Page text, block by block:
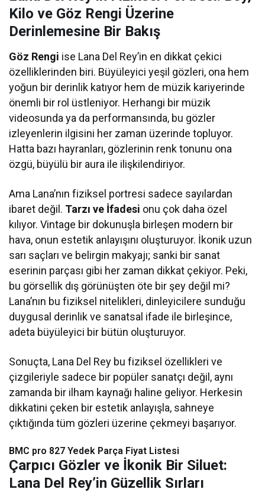
Kilo ve Göz Rengi Üzerine
Derinlemesine Bir Bakış
Göz Rengi ise Lana Del Rey’in en dikkat çekici
özelliklerinden biri. Büyüleyici yeşil gözleri, ona hem
yoğun bir derinlik katıyor hem de müzik kariyerinde
önemli bir rol üstleniyor. Herhangi bir müzik
videosunda ya da performansında, bu gözler
izleyenlerin ilgisini her zaman üzerinde topluyor.
Hatta bazı hayranları, gözlerinin renk tonunu ona
özgü, büyülü bir aura ile ilişkilendiriyor.
Ama Lana’nın fiziksel portresi sadece sayılardan
ibaret değil. Tarzı ve İfadesi onu çok daha özel
kılıyor. Vintage bir dokunuşla birleşen modern bir
hava, onun estetik anlayışını oluşturuyor. İkonik uzun
sarı saçları ve belirgin makyajı; sanki bir sanat
eserinin parçası gibi her zaman dikkat çekiyor. Peki,
bu görsellik dış görünüşten öte bir şey değil mi?
Lana’nın bu fiziksel nitelikleri, dinleyicilere sunduğu
duygusal derinlik ve sanatsal ifade ile birleşince,
adeta büyüleyici bir bütün oluşturuyor.
Sonuçta, Lana Del Rey bu fiziksel özellikleri ve
çizgileriyle sadece bir popüler sanatçı değil, aynı
zamanda bir ilham kaynağı haline geliyor. Herkesin
dikkatini çeken bir estetik anlayışla, sahneye
çıktığında tüm gözleri üzerine çekmeyi başarıyor.
BMC pro 827 Yedek Parça Fiyat Listesi​
Çarpıcı Gözler ve İkonik Bir Siluet:
Lana Del Rey’in Güzellik Sırları